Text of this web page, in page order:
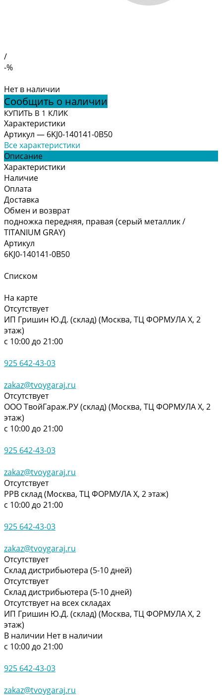
/
-%
Нет в наличии
Сообщить о наличии
КУПИТЬ В 1 КЛИК
Характеристики
Артикул — 6KJ0-140141-0B50
Все характеристики
Описание
Характеристики
Наличие
Оплата
Доставка
Обмен и возврат
подножка передняя, правая (серый металлик /
TITANIUM GRAY)
Артикул
6KJ0-140141-0B50
Списком
На карте
Отсутствует
ИП Гришин Ю.Д. (склад) (Москва, ТЦ ФОРМУЛА Х, 2
этаж)
с 10:00 до 21:00
925 642-43-03
zakaz@tvoygaraj.ru
Отсутствует
ООО ТвойГараж.РУ (склад) (Москва, ТЦ ФОРМУЛА Х, 2
этаж)
с 10:00 до 21:00
925 642-43-03
zakaz@tvoygaraj.ru
Отсутствует
РРВ склад (Москва, ТЦ ФОРМУЛА Х, 2 этаж)
с 10:00 до 21:00
925 642-43-03
zakaz@tvoygaraj.ru
Отсутствует
Склад дистрибьютера (5-10 дней)
Отсутствует
Склад дистрибьютера (5-10 дней)
Отсутствует на всех складах
ИП Гришин Ю.Д. (склад) (Москва, ТЦ ФОРМУЛА Х, 2
этаж)
В наличии Нет в наличии
с 10:00 до 21:00
925 642-43-03
zakaz@tvoygaraj.ru